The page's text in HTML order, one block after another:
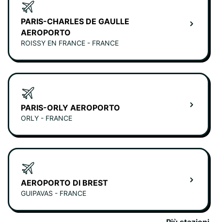
PARIS-CHARLES DE GAULLE
AEROPORTO
ROISSY EN FRANCE - FRANCE
PARIS-ORLY AEROPORTO
ORLY - FRANCE
AEROPORTO DI BREST
GUIPAVAS - FRANCE